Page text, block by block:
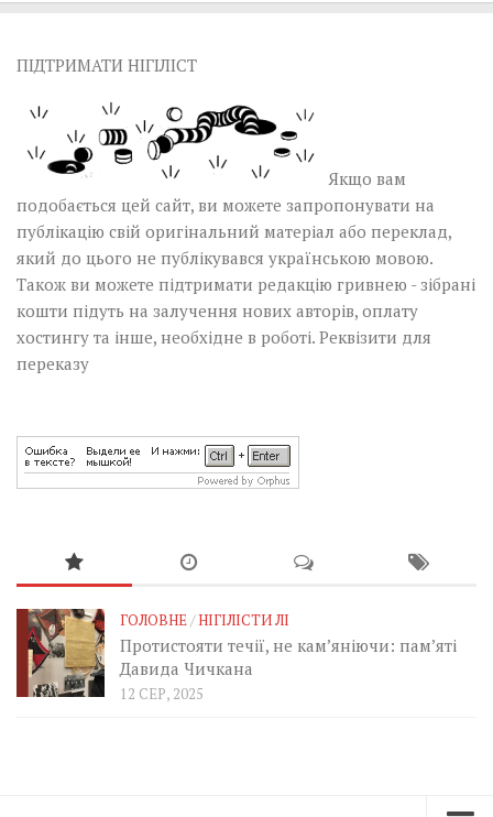
ПІДТРИМАТИ НІГІЛІСТ
Якщо вам
подобається цей сайт, ви можете запропонувати на
публікацію свій оригінальний матеріал або переклад,
який до цього не публікувався українською мовою.
Також ви можете підтримати редакцію гривнею - зібрані
кошти підуть на залучення нових авторів, оплату
хостингу та інше, необхідне в роботі. Реквізити для
переказу
ГОЛОВНЕ/НІГІЛІСТИ ЛІ
Протистояти течії, не кам’яніючи: пам’яті
Давида Чичкана
12 СЕР, 2025